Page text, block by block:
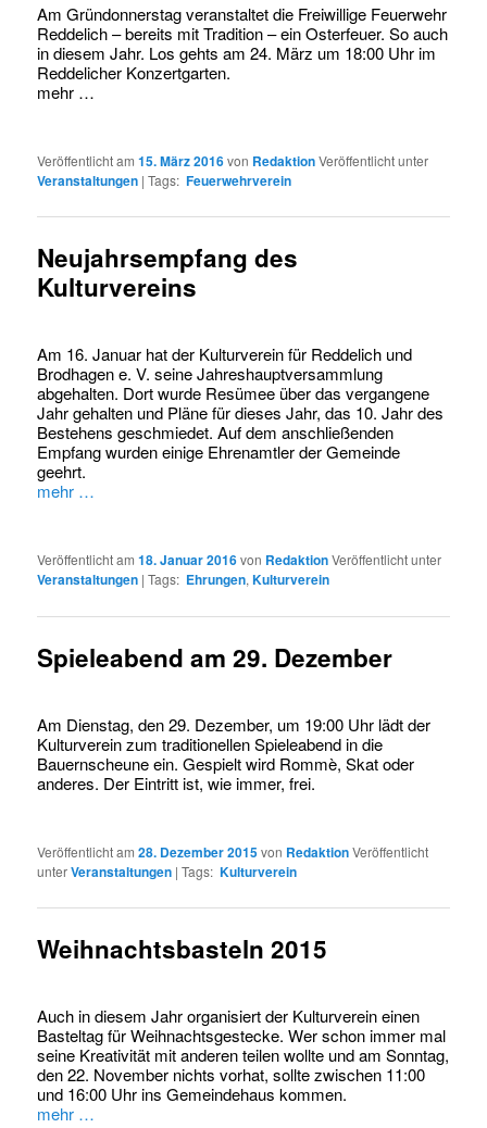
Am Gründonnerstag veranstaltet die Freiwillige Feuerwehr
Reddelich – bereits mit Tradition – ein Osterfeuer. So auch
in diesem Jahr. Los gehts am 24. März um 18:00 Uhr im
Reddelicher Konzertgarten.
mehr …
Veröffentlicht am15. März 2016von RedaktionVeröffentlicht unter
Veranstaltungen |Tags: Feuerwehrverein
Neujahrsempfang des
Kulturvereins
Am 16. Januar hat der Kulturverein für Reddelich und
Brodhagen e. V. seine Jahreshauptversammlung
abgehalten. Dort wurde Resümee über das vergangene
Jahr gehalten und Pläne für dieses Jahr, das 10. Jahr des
Bestehens geschmiedet. Auf dem anschließenden
Empfang wurden einige Ehrenamtler der Gemeinde
geehrt.
mehr …
Veröffentlicht am18. Januar 2016von RedaktionVeröffentlicht unter
Veranstaltungen |Tags: Ehrungen,Kulturverein
Spieleabend am 29. Dezember
Am Dienstag, den 29. Dezember, um 19:00 Uhr lädt der
Kulturverein zum traditionellen Spieleabend in die
Bauernscheune ein. Gespielt wird Rommè, Skat oder
anderes. Der Eintritt ist, wie immer, frei.
Veröffentlicht am28. Dezember 2015von RedaktionVeröffentlicht
unterVeranstaltungen |Tags: Kulturverein
Weihnachtsbasteln 2015
Auch in diesem Jahr organisiert der Kulturverein einen
Basteltag für Weihnachtsgestecke. Wer schon immer mal
seine Kreativität mit anderen teilen wollte und am Sonntag,
den 22. November nichts vorhat, sollte zwischen 11:00
und 16:00 Uhr ins Gemeindehaus kommen.
mehr …